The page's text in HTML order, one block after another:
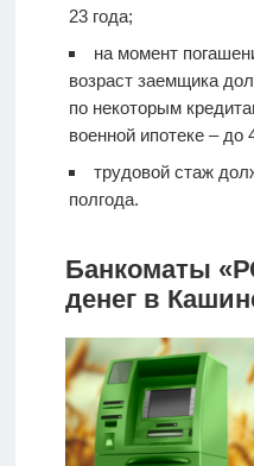
23 года;
на момент
возраст заемщика
по некоторым
военной ипотеке – до
трудовой стаж
полгода.
Банкоматы
денег в